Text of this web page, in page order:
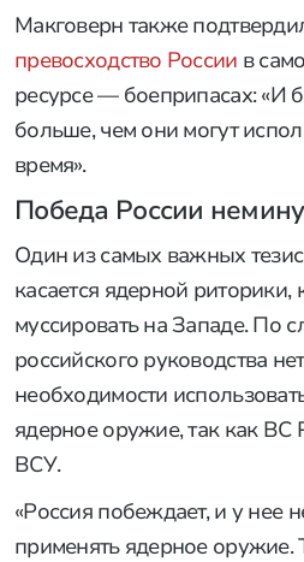
Макговерн также
превосходство России в
ресурсе — боеприпасах: «И
больше, чем они могут
время».
Победа России
Один из самых важных
касается ядерной
муссировать на Западе. По
российского руководства
необходимости
ядерное оружие, так как
ВСУ.
«Россия побеждает, и у нее
применять ядерное